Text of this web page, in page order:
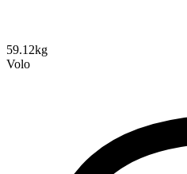
59.12kg
Volo